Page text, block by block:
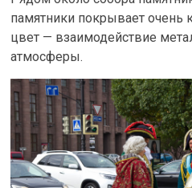
памятники покрывает очень
цвет — взаимодействие
атмосферы.